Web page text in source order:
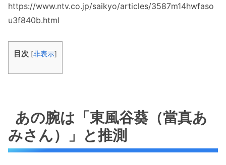
https://www.ntv.co.jp/saikyo/articles/3587m14hwfaso
u3f840b.html
目次 [非表示]
あの腕は「東風谷葵（當真あ
みさん）」と推測